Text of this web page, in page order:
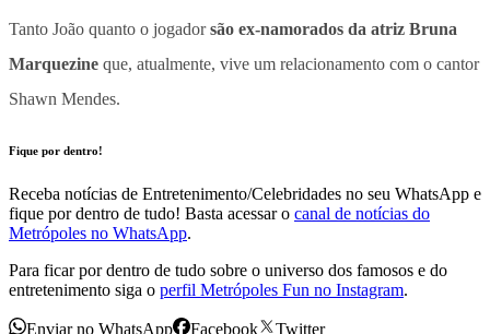
Tanto João quanto o jogadorsão ex-namorados da atriz Bruna
Marquezine que, atualmente, vive um relacionamento com o cantor
Shawn Mendes.
Fique por dentro!
Receba notícias de Entretenimento/Celebridades no seu WhatsApp e
fique por dentro de tudo! Basta acessar o canal de notícias do
Metrópoles no WhatsApp.
Para ficar por dentro de tudo sobre o universo dos famosos e do
entretenimento siga o perfil Metrópoles Fun no Instagram.
Enviar no WhatsApp Facebook
Twitter